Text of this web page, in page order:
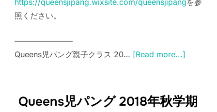
https://queensjipang.wixsite.com/queensjipangを参
照ください。
———————–
Queens児パング親子クラス 20… [Read more...]
Queens児パング 2018年秋学期